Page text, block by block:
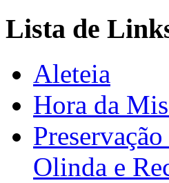
Lista de
Aleteia
Hora da
Olinda e